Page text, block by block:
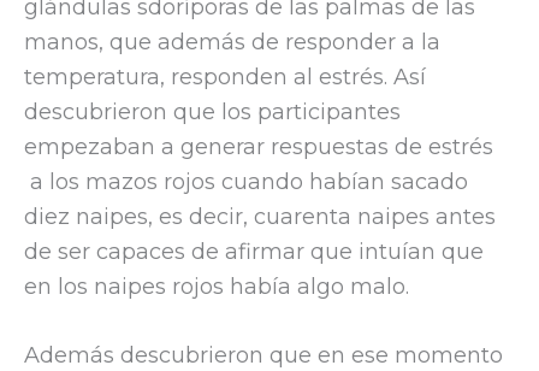
glándulas sdoríporas de las palmas de las
manos, que además de responder a la
temperatura, responden al estrés. Así
descubrieron que los participantes
empezaban a generar respuestas de estrés
a los mazos rojos cuando habían sacado
diez naipes, es decir, cuarenta naipes antes
de ser capaces de afirmar que intuían que
en los naipes rojos había algo malo.
Además descubrieron que en ese momento